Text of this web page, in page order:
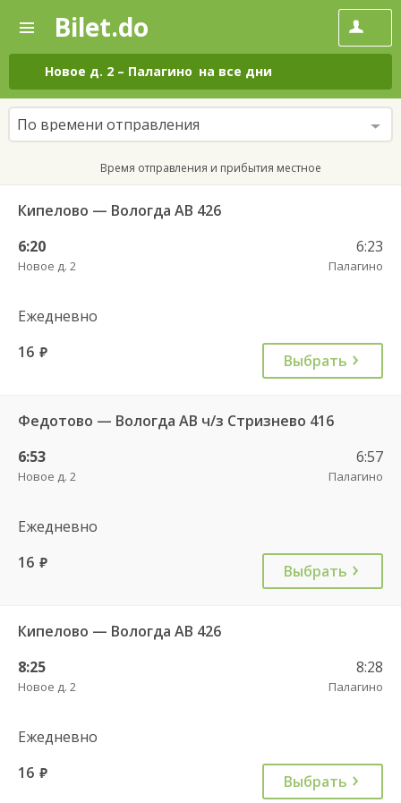
—
Поиск
и
покупка
билетов
на
автобус
онлайн
Bilet.do
Новое д. 2 – Палагино на все дни
По времени отправления
Время отправления и прибытия местное
Кипелово — Вологда АВ 426
6:20
Новое д. 2
6:23
Палагино
Ежедневно
16 руб. Выбрать
Федотово — Вологда АВ ч/з Стризнево 416
6:53
Новое д. 2
6:57
Палагино
Ежедневно
16 руб. Выбрать
Кипелово — Вологда АВ 426
8:25
Новое д. 2
8:28
Палагино
Ежедневно
16 руб. Выбрать